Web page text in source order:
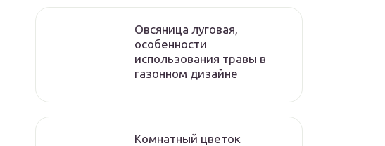
Овсяница луговая,
особенности
использования травы в
газонном дизайне
Комнатный цветок